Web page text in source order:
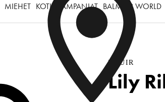
MIEHET KOTI KAMPANJAT BALMUIR WORLD
BMUIR
Lily